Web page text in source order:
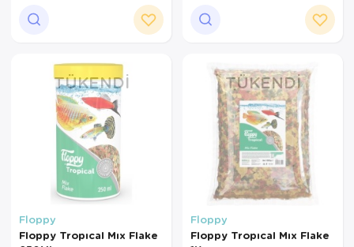
TÜKENDI
Floppy
Floppy Tropıcal Mıx Flake
TÜKENDI
Floppy
Floppy Tropıcal Mıx Flake